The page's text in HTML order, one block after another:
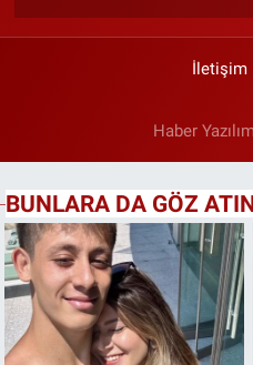
İletişim
Haber